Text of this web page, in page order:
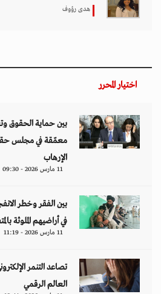
هدى رؤوف
اختيار المحرر
بين حماية الحقوق
معمّقة في مجلس
الإرهاب
11 مارس 2026 - 09:30
بين الفقر وخطر
في أراضيهم الملوثة
11 مارس 2026 - 11:19
تصاعد التنمر
العالم الرقمي